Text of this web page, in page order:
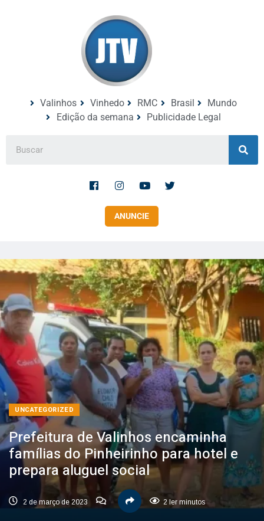
Valinhos Vinhedo RMC Brasil
Mundo
Edição da semana
Publicidade Legal
ANUNCIE
UNCATEGORIZED
Prefeitura de Valinhos encaminha
famílias do Pinheirinho para hotel e
prepara aluguel social
2 de março de 2023 2 ler minutos